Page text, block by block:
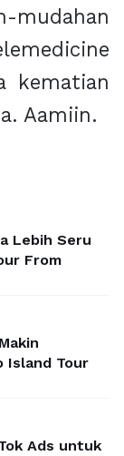
mudahan
kematian
Aamiin.
Lebih Seru
From
Island Tour
Ads untuk